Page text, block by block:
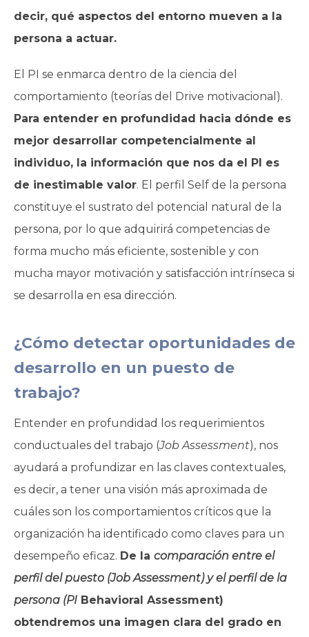
decir, qué aspectos del entorno mueven a la
persona a actuar.
El PI se enmarca dentro de la ciencia del
comportamiento (teorías del Drive motivacional).
Para entender en profundidad hacia dónde es
mejor desarrollar competencialmente al
individuo, la información que nos da el PI es
de inestimable valor. El perfil Self de la persona
constituye el sustrato del potencial natural de la
persona, por lo que adquirirá competencias de
forma mucho más eficiente, sostenible y con
mucha mayor motivación y satisfacción intrínseca si
se desarrolla en esa dirección.
¿Cómo detectar oportunidades de
desarrollo en un puesto de
trabajo?
Entender en profundidad los requerimientos
conductuales del trabajo (Job Assessment), nos
ayudará a profundizar en las claves contextuales,
es decir, a tener una visión más aproximada de
cuáles son los comportamientos críticos que la
organización ha identificado como claves para un
desempeño eficaz. De la comparación entre el
perfil del puesto (Job Assessment) y el perfil de la
persona (PI Behavioral Assessment)
obtendremos una imagen clara del grado en